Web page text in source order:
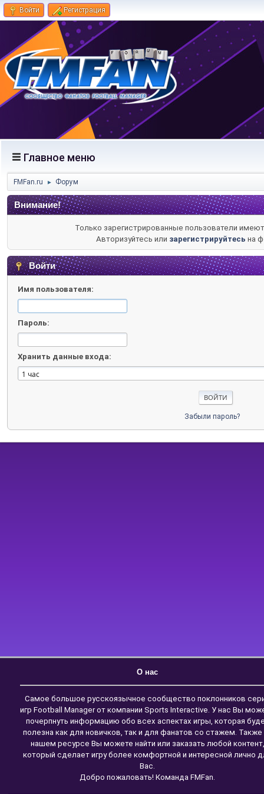
Войти Регистрация
Главное меню
FMFan.ru ► Форум
Внимание!
Только зарегистрированные пользователи
Авторизуйтесь или зарегистрируйтесь на
Войти
Имя пользователя:
Пароль:
Хранить данные входа:
Забыли пароль?
О нас
Самое большое русскоязычное сообщество поклонников
игр Football Manager от компании Sports Interactive. У нас Вы
почерпнуть информацию обо всех аспектах игры, которая
полезна как для новичков, так и для фанатов со стажем. Также
нашем ресурсе Вы можете найти или заказать любой контент,
который сделает игру более комфортной и интересной лично
Вас.
Добро пожаловать! Команда FMFan.